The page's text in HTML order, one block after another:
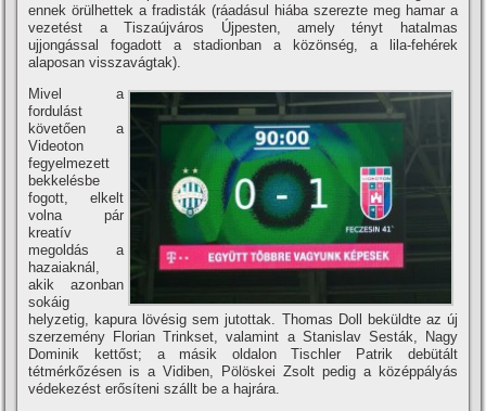
ennek örülhettek a fradisták (ráadásul hiába szerezte meg hamar a
vezetést a Tiszaújváros Újpesten, amely tényt hatalmas
ujjongással fogadott a stadionban a közönség, a lila-fehérek
alaposan visszavágtak).
Mivel a
fordulást
követően a
Videoton
fegyelmezett
bekkelésbe
fogott, elkelt
volna pár
kreatí­v
megoldás a
hazaiaknál,
akik azonban
sokáig
helyzetig, kapura lövésig sem jutottak. Thomas Doll beküldte az új
szerzemény Florian Trinkset, valamint a Stanislav Sesták, Nagy
Dominik kettőst; a másik oldalon Tischler Patrik debütált
tétmérkőzésen is a Vidiben, Pölöskei Zsolt pedig a középpályás
védekezést erősí­teni szállt be a hajrára.